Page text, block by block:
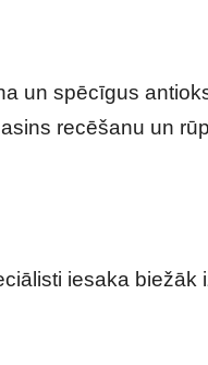
un spēcīgus
recēšanu un
iesaka biežāk